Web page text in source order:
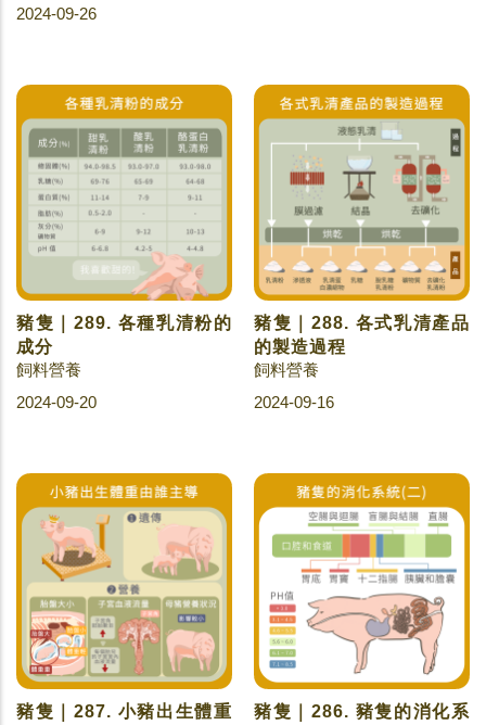
2024-09-26
豬隻｜289. 各種乳清粉的
成分
飼料營養
2024-09-20
豬隻｜288. 各式乳清產品
的製造過程
飼料營養
2024-09-16
豬隻｜287. 小豬出生體重
豬隻｜286. 豬隻的消化系